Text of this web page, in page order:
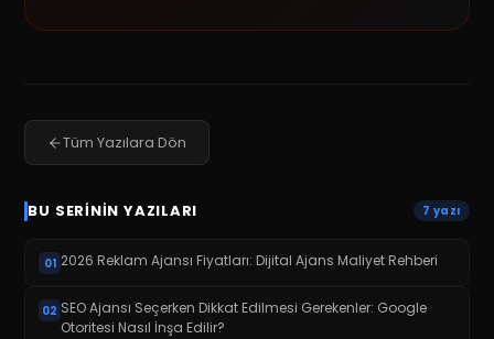
Tüm Yazılara Dön
BU SERININ YAZILARI 7 yazı
01 2026 Reklam Ajansı Fiyatları: Dijital Ajans Maliyet Rehberi
02 SEO Ajansı Seçerken Dikkat Edilmesi Gerekenler: Google
Otoritesi Nasıl İnşa Edilir?